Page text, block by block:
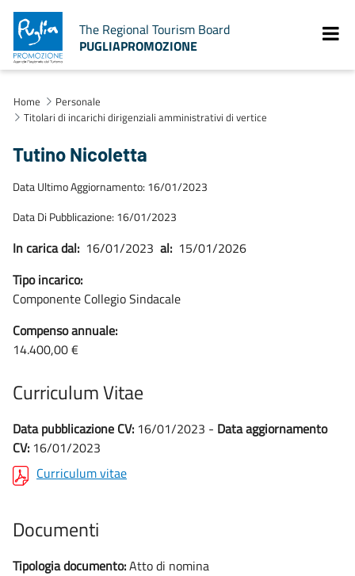
The Regional Tourism Board
PUGLIAPROMOZIONE
Home
Personale
Titolari di incarichi dirigenziali amministrativi di vertice
Tutino Nicoletta
Data Ultimo Aggiornamento: 16/01/2023
Data Di Pubblicazione: 16/01/2023
In carica dal: 16/01/2023 al: 15/01/2026
Tipo incarico:
Componente Collegio Sindacale
Compenso annuale:
14.400,00 €
Curriculum Vitae
Data pubblicazione CV: 16/01/2023 - Data aggiornamento
CV: 16/01/2023
Curriculum vitae
Documenti
Tipologia documento:Atto di nomina